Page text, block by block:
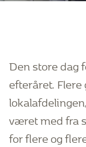
Den store dag
efteråret.
været med fra
for flere og